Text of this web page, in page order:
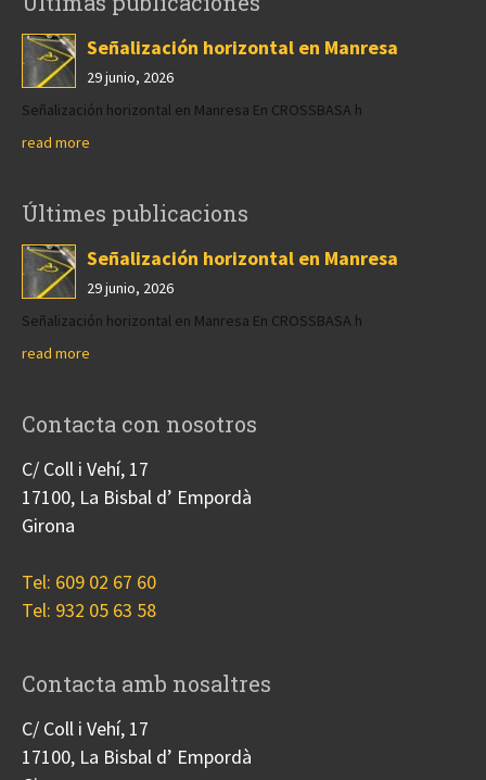
Señalización horizontal en Manresa
29 junio, 2026
Señalización horizontal en Manresa En CROSSBASA h
read more
Últimes publicacions
Señalización horizontal en Manresa
29 junio, 2026
Señalización horizontal en Manresa En CROSSBASA h
read more
Contacta con nosotros
C/ Coll i Vehí, 17
17100, La Bisbal d’ Empordà
Girona
Tel: 609 02 67 60
Tel: 932 05 63 58
Contacta amb nosaltres
C/ Coll i Vehí, 17
17100, La Bisbal d’ Empordà